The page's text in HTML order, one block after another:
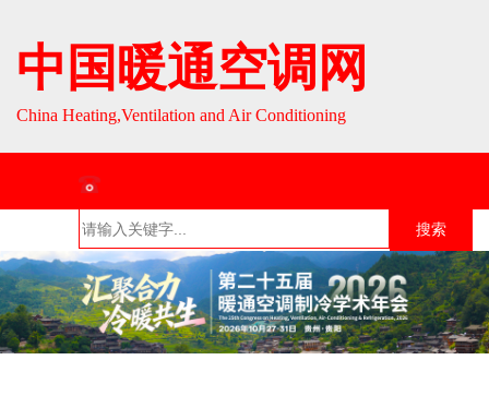
中国暖通空调网
China Heating,Ventilation and Air Conditioning
搜索
首页
组织介
绍
组织活
动
行业资
讯
English